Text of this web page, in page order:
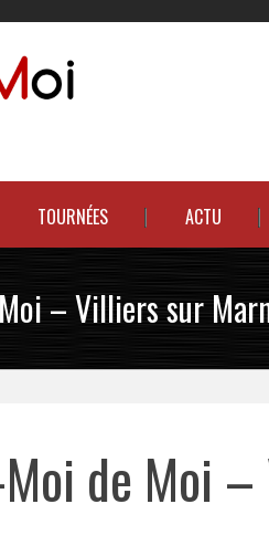
TOURNÉES ACTU
– Villiers sur
de Moi